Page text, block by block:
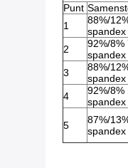
Punt
1
88%/
spandex
2
92%/8%
spandex
3
88%/
spandex
4
92%/8%
spandex
5
87%/
spandex